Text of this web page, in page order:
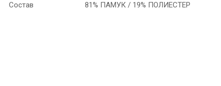
Состав 81% ПАМУК / 19% ПОЛИЕСТЕР